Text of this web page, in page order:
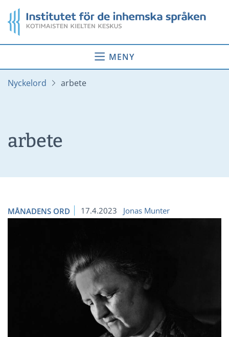
till
innehåll
Startsida
MENY
Nyckelord arbete
arbete
MÅNADENS ORD 17.4.2023 Jonas Munter